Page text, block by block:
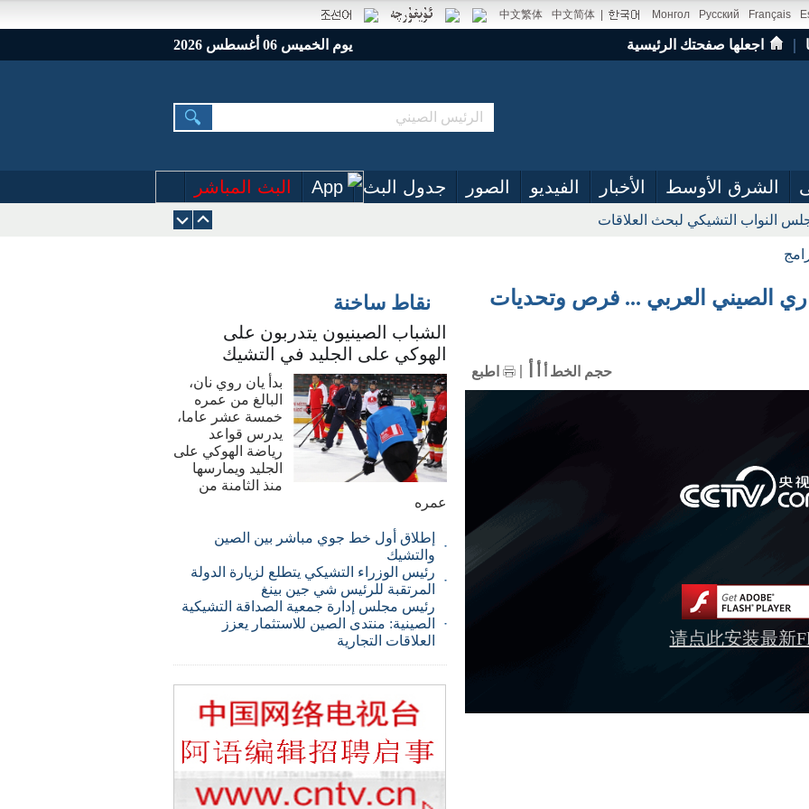
Français
Русский
Монгол
中文简体
中文繁体
اجعلها صفحتك الرئيسية يوم الخميس 06 أغسطس 2026
الشرق الأوسط الأخبار الفيديو الصور جدول البث App البث المباشر
النواب التشيكي لبحث العلاقات
نقاط ساخنة
الشباب الصينيون يتدربون على
الهوكي على الجليد في التشيك
بدأ يان روي نان،
البالغ من عمره
خمسة عشر عاما،
يدرس قواعد
رياضة الهوكي على
الجليد ويمارسها
منذ الثامنة من
عمره
إطلاق أول خط جوي مباشر بين الصين
والتشيك
رئيس الوزراء التشيكي يتطلع لزيارة الدولة
المرتقبة للرئيس شي جين بينغ
رئيس مجلس إدارة جمعية الصداقة التشيكية
الصينية: منتدى الصين للاستثمار يعزز
العلاقات التجارية
الصيني العربي ... فرص وتحديات
اطبع حجم الخط
请点此安装最新